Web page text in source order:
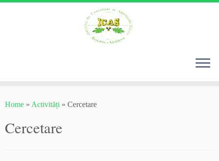
toHome » Activități » Cercetare
Cercetare